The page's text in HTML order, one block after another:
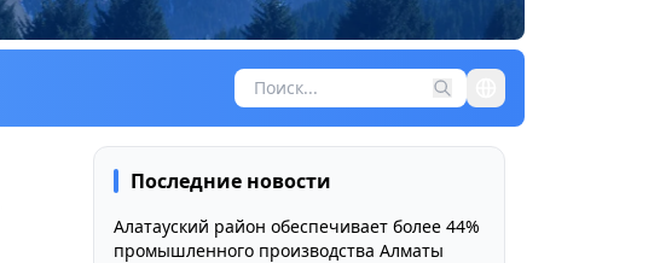
Последние новости
Алатауский район обеспечивает более 44%
промышленного производства Алматы